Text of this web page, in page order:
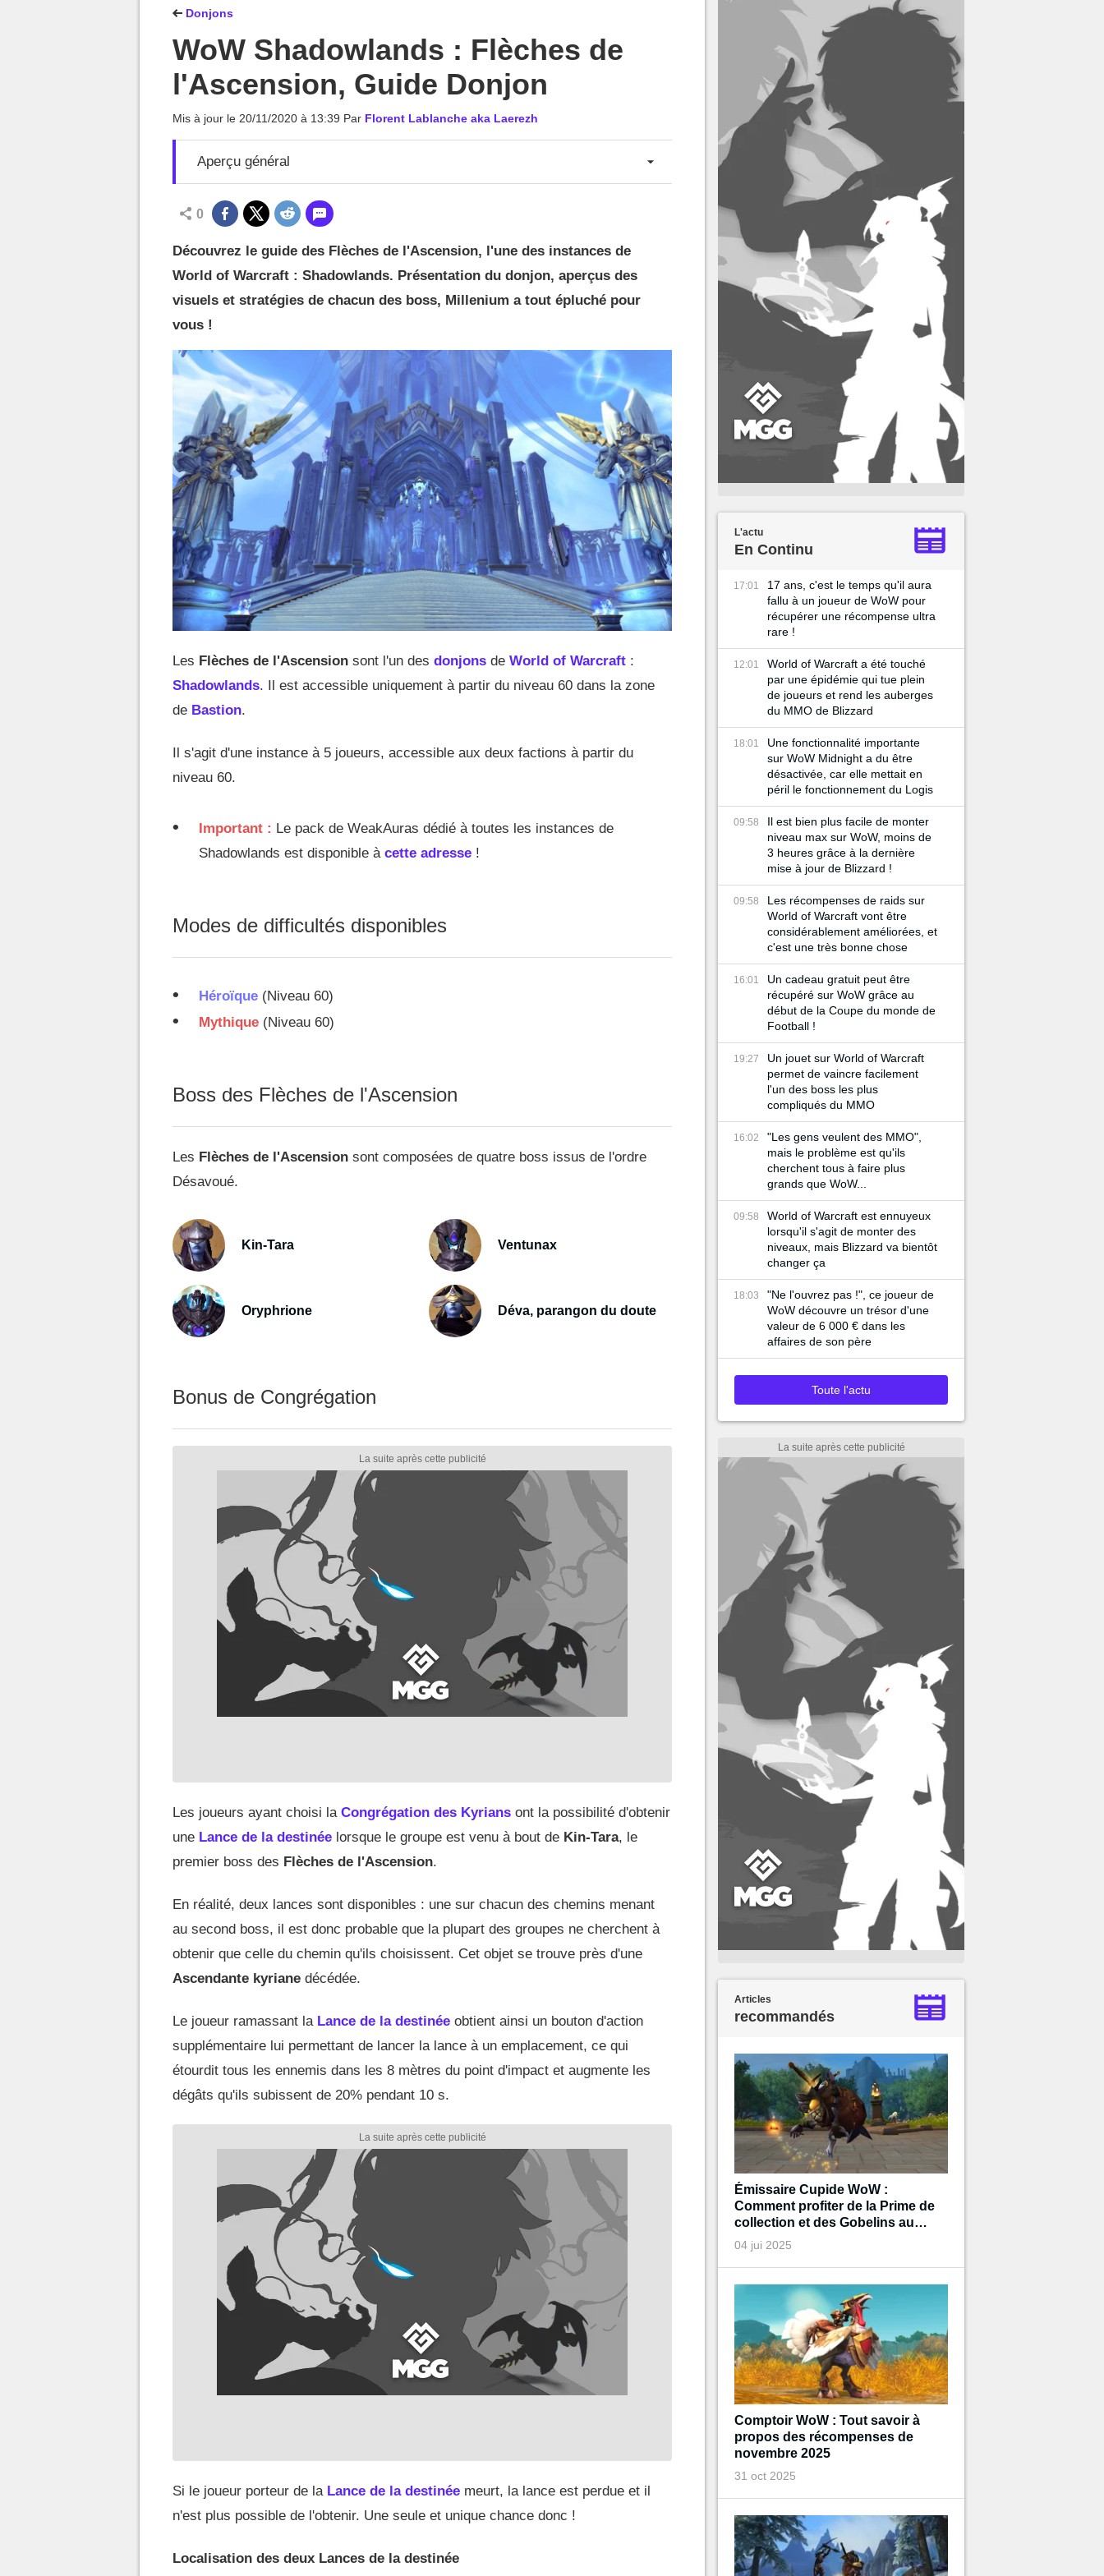
Donjons
WoW Shadowlands : Flèches de
l'Ascension, Guide Donjon
Mis à jour le 20/11/2020 à 13:39 Par Florent Lablanche aka Laerezh
Aperçu général
0
Découvrez le guide des Flèches de l'Ascension, l'une des instances de
World of Warcraft : Shadowlands. Présentation du donjon, aperçus des
visuels et stratégies de chacun des boss, Millenium a tout épluché pour
vous !
Les Flèches de l'Ascension sont l'un des donjons de World of Warcraft :
Shadowlands. Il est accessible uniquement à partir du niveau 60 dans la zone
de Bastion.
Il s'agit d'une instance à 5 joueurs, accessible aux deux factions à partir du
niveau 60.
Important : Le pack de WeakAuras dédié à toutes les instances de
Shadowlands est disponible à cette adresse !
Modes de difficultés disponibles
Héroïque (Niveau 60)
Mythique (Niveau 60)
Boss des Flèches de l'Ascension
Les Flèches de l'Ascension sont composées de quatre boss issus de l'ordre
Désavoué.
Kin-Tara Ventunax
Oryphrione Déva, parangon du doute
Bonus de Congrégation
Les joueurs ayant choisi la Congrégation des Kyrians ont la possibilité d'obtenir
une Lance de la destinée lorsque le groupe est venu à bout de Kin-Tara, le
premier boss des Flèches de l'Ascension.
En réalité, deux lances sont disponibles : une sur chacun des chemins menant
au second boss, il est donc probable que la plupart des groupes ne cherchent à
obtenir que celle du chemin qu'ils choisissent. Cet objet se trouve près d'une
Ascendante kyriane décédée.
Le joueur ramassant la Lance de la destinée obtient ainsi un bouton d'action
supplémentaire lui permettant de lancer la lance à un emplacement, ce qui
étourdit tous les ennemis dans les 8 mètres du point d'impact et augmente les
dégâts qu'ils subissent de 20% pendant 10 s.
Si le joueur porteur de la Lance de la destinée meurt, la lance est perdue et il
n'est plus possible de l'obtenir. Une seule et unique chance donc !
Localisation des deux Lances de la destinée
L'actu
En Continu
17:01
17 ans, c'est le temps qu'il aura
fallu à un joueur de WoW pour
récupérer une récompense ultra
rare !
12:01
World of Warcraft a été touché
par une épidémie qui tue plein
de joueurs et rend les auberges
du MMO de Blizzard
18:01
Une fonctionnalité importante
sur WoW Midnight a du être
désactivée, car elle mettait en
péril le fonctionnement du Logis
09:58
Il est bien plus facile de monter
niveau max sur WoW, moins de
3 heures grâce à la dernière
mise à jour de Blizzard !
09:58
Les récompenses de raids sur
World of Warcraft vont être
considérablement améliorées, et
c'est une très bonne chose
16:01
Un cadeau gratuit peut être
récupéré sur WoW grâce au
début de la Coupe du monde de
Football !
19:27
Un jouet sur World of Warcraft
permet de vaincre facilement
l'un des boss les plus
compliqués du MMO
16:02
"Les gens veulent des MMO",
mais le problème est qu'ils
cherchent tous à faire plus
grands que WoW...
09:58
World of Warcraft est ennuyeux
lorsqu'il s'agit de monter des
niveaux, mais Blizzard va bientôt
changer ça
18:03
"Ne l'ouvrez pas !", ce joueur de
WoW découvre un trésor d'une
valeur de 6 000 € dans les
affaires de son père
Toute l'actu
Articles
recommandés
Émissaire Cupide WoW :
Comment profiter de la Prime de
collection et des Gobelins au
trésor de Diablo pendant
l'événement ?
04 jui 2025
Comptoir WoW : Tout savoir à
propos des récompenses de
novembre 2025
31 oct 2025